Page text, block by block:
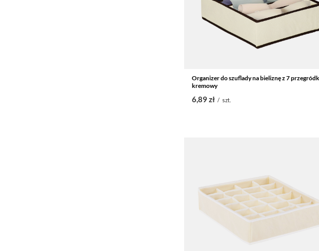
Organizer do szuflady na bieliznę z 7
kremowy
6,89 zł / szt.